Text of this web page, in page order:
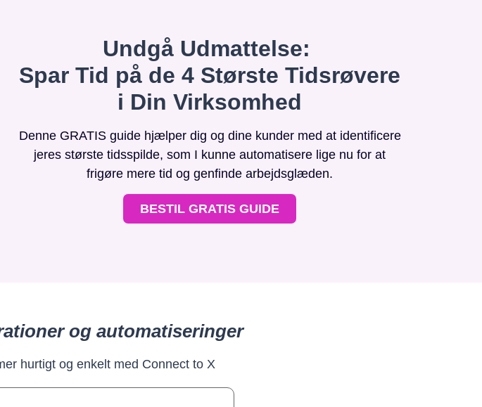
Undgå Udmattelse:
Spar Tid på de 4 Største Tidsrøvere
i Din Virksomhed
Denne GRATIS guide hjælper dig og dine kunder med at identificere
jeres største tidsspilde, som I kunne automatisere lige nu for at
frigøre mere tid og genfinde arbejdsglæden.
BESTIL GRATIS GUIDE
og automatiseringer
hurtigt og enkelt med Connect to X